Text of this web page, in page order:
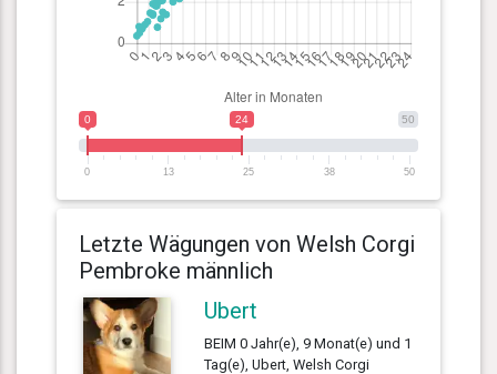
50
0 24
0 13 25 38 50
Letzte Wägungen von Welsh Corgi
Pembroke männlich
Ubert
BEIM 0 Jahr(e), 9 Monat(e) und 1
Tag(e), Ubert, Welsh Corgi